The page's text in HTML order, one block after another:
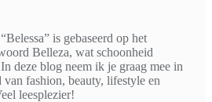
is gebaseerd op het
Belleza, wat schoonheid
deze blog neem ik je graag mee in
van fashion, beauty, lifestyle en
leesplezier!